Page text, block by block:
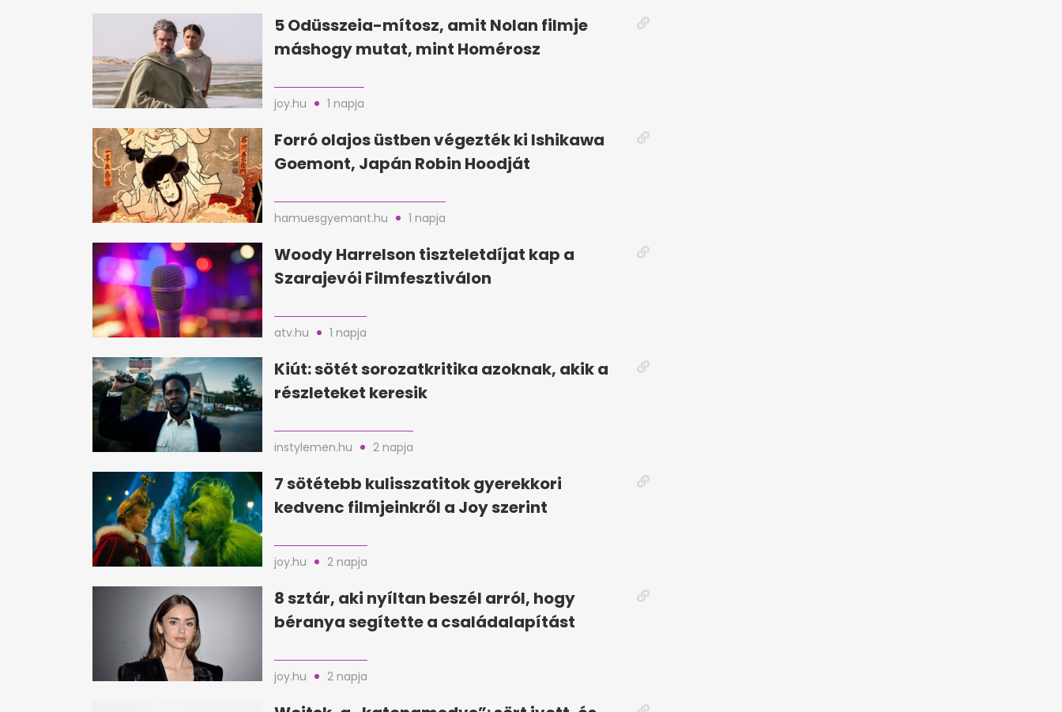
5 Odüsszeia-mítosz, amit Nolan filmje
máshogy mutat, mint Homérosz
joy.hu 1 napja
Forró olajos üstben végezték ki Ishikawa
Goemont, Japán Robin Hoodját
hamuesgyemant.hu 1 napja
Woody Harrelson tiszteletdíjat kap a
Szarajevói Filmfesztiválon
atv.hu 1 napja
Kiút: sötét sorozatkritika azoknak, akik a
részleteket keresik
instylemen.hu 2 napja
7 sötétebb kulisszatitok gyerekkori
kedvenc filmjeinkről a Joy szerint
joy.hu 2 napja
8 sztár, aki nyíltan beszél arról, hogy
béranya segítette a családalapítást
joy.hu 2 napja